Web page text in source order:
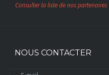
Consulter la liste de nos partenaires
NOUS CONTACTER